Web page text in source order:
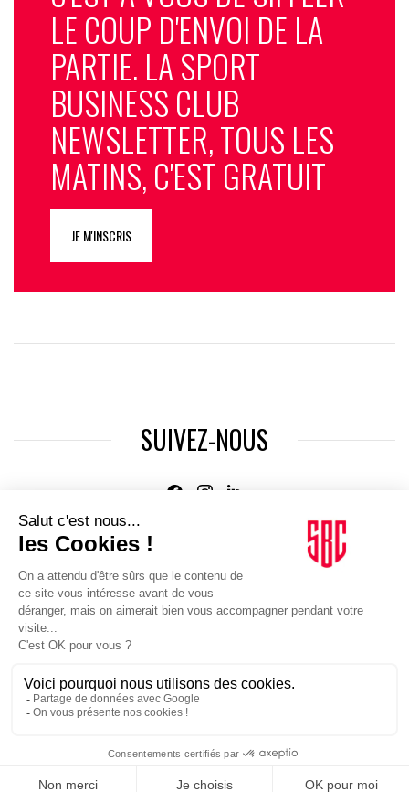
LE COUP D'ENVOI DE LA
PARTIE. LA SPORT
BUSINESS CLUB
NEWSLETTER, TOUS LES
MATINS, C'EST GRATUIT
JE M'INSCRIS
SUIVEZ-NOUS
Agence web:Novius